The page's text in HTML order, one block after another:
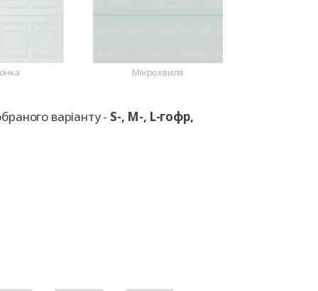
Мікрохвиля
варіанту - S-, M-, L-гофр,